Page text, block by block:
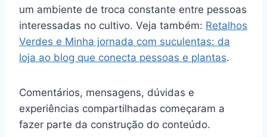
um ambiente de troca constante entre pessoas
interessadas no cultivo. Veja também: Retalhos
Verdes e Minha jornada com suculentas: da
loja ao blog que conecta pessoas e plantas.
Comentários, mensagens, dúvidas e
experiências compartilhadas começaram a
fazer parte da construção do conteúdo.